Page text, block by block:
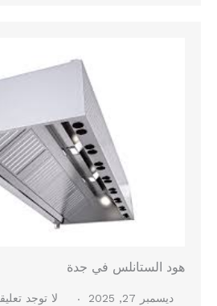
هود الستانلس في جدة
ديسمبر 27, 2025 لا توجد